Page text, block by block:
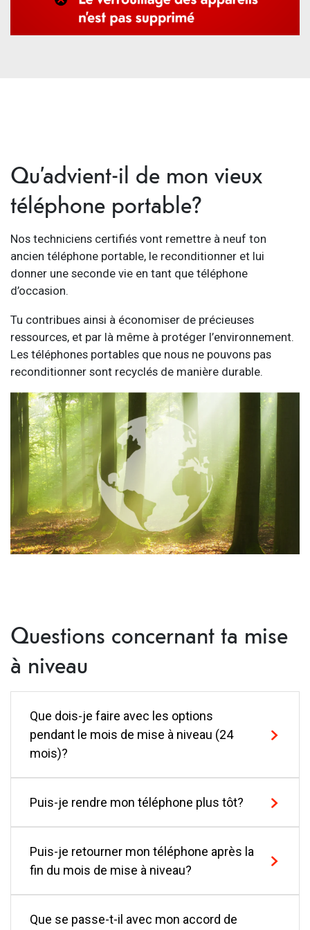
Qu’advient-il de mon vieux
téléphone portable?
Nos techniciens certifiés vont remettre à neuf ton
ancien téléphone portable, le reconditionner et lui
donner une seconde vie en tant que téléphone
d’occasion.
Tu contribues ainsi à économiser de précieuses
ressources, et par là même à protéger l’environnement.
Les téléphones portables que nous ne pouvons pas
reconditionner sont recyclés de manière durable.
Questions concernant ta mise
à niveau
Que dois-je faire avec les options
pendant le mois de mise à niveau (24
mois)?
Au cours du 24e mois, tu as trois options – Mettre
à niveau, Retourner ou Conserver.
Étape 1:Passez dans la boutique mobile de ton
Étape 2: L'état de ton téléphone est vérifié dans la
Puis-je rendre mon téléphone plus tôt?
Non. Un retour avant le début du mois de mise à
niveau (24 mois) n'est pas possible.
Tu peux toutefois résilier l'accord de paiement
résiliation anticipée, tu dois régler tous les
Puis-je retourner mon téléphone après la
fin du mois de mise à niveau?
À l'expiration de ton mois de mise à niveau (24
Que se passe-t-il avec mon accord de